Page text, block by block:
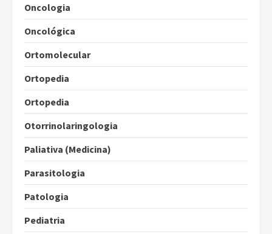
Oncologia
Oncológica
Ortomolecular
Ortopedia
Ortopedia
Otorrinolaringologia
Paliativa (Medicina)
Parasitologia
Patologia
Pediatria